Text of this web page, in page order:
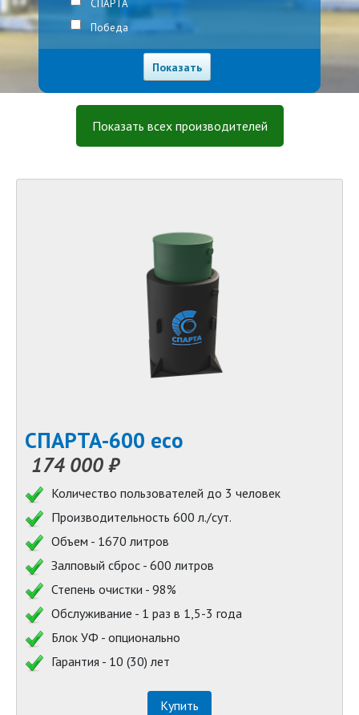
СПАРТА
Победа
Евролос
ЮБАС
ЮНИЛОС
Показать всех производителей
СПАРТА-600 eco
174 000 ₽
Количество пользователей до 3 человек
Производительность 600 л./сут.
Объем - 1670 литров
Залповый сброс - 600 литров
Степень очистки - 98%
Обслуживание - 1 раз в 1,5-3 года
Блок УФ - опционально
Гарантия - 10 (30) лет
Купить